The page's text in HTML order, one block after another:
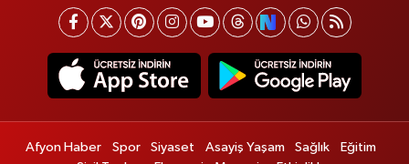
Afyon Haber Spor Siyaset Asayiş Yaşam Sağlık
Eğitim